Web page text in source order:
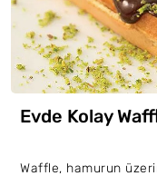
Evde Kolay
Waffle, hamurun